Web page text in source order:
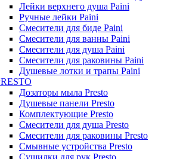
Лейки верхнего душа Paini
Ручные лейки Paini
Смесители для биде Paini
Смесители для ванны Paini
Смесители для душа Paini
Смесители для раковины Paini
Душевые лотки и трапы Paini
Дозаторы мыла Presto
Душевые панели Presto
Комплектующие Presto
Смесители для душа Presto
Смесители для раковины Presto
Смывные устройства Presto
Сушилки для рук Presto